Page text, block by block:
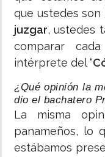
que ustedes son
juzgar, ustedes
comparar
intérprete del “
¿Qué opinión la
dio el bachatero
La misma
panameños, lo
estábamos